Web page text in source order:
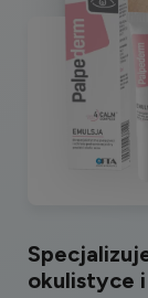
okulistyce